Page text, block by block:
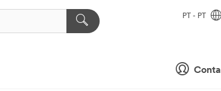
Conta
PT - PT